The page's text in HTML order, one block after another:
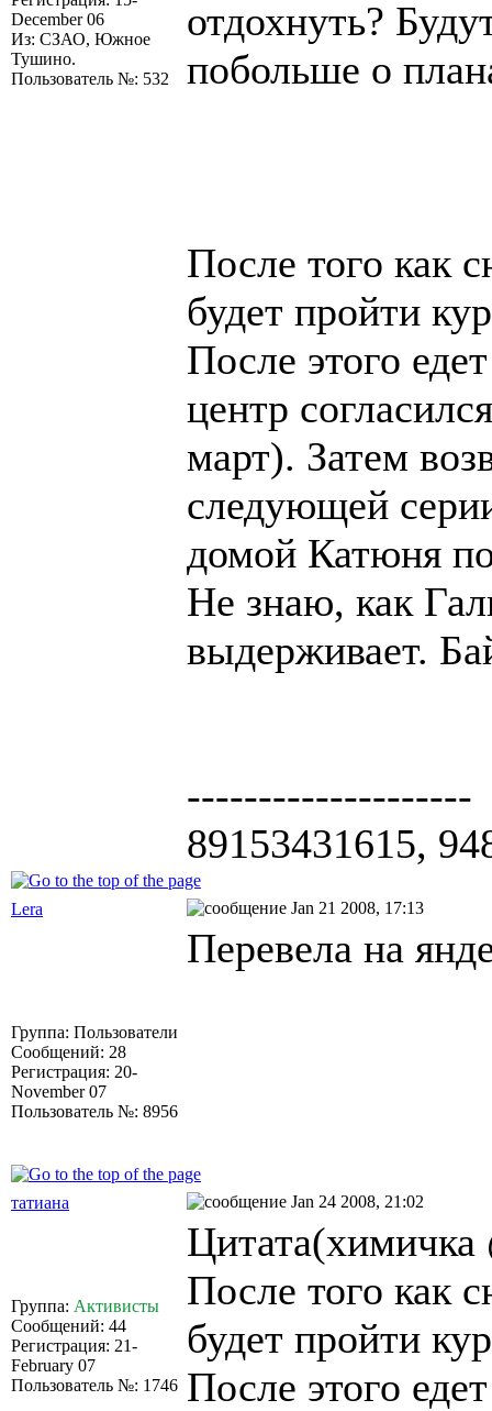
December 06
Из: СЗАО, Южное
Тушино.
Пользователь №: 532
отдохнуть?
побольше о
После того как
будет пройти
После этого
центр
март). Затем
следующей
домой Катюня
Не знаю, как
выдерживает.
--------------------
89153431615,
Lera Jan 21 2008, 17:13
Группа: Пользователи
Сообщений: 28
Регистрация: 20-
November 07
Пользователь №: 8956
Перевела на
татиана Jan 24 2008, 21:02
Группа: Активисты
Сообщений: 44
Регистрация: 21-
February 07
Пользователь №: 1746
После того как
будет пройти
После этого